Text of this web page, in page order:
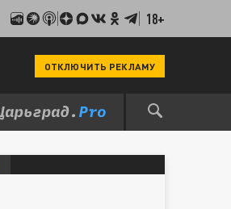
18+
ОТКЛЮЧИТЬ РЕКЛАМУ